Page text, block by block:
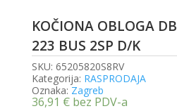
KOČIONA OBLOGA DB
223 BUS 2SP D/K
SKU: 65205820S8RV
Kategorija: RASPRODAJA
Oznaka: Zagreb
36,91 € bez PDV-a